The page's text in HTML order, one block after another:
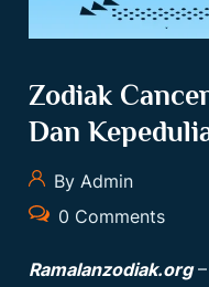
Zodiak
Dan
By Admin
0 Comments
Ramalanzodiak.org–